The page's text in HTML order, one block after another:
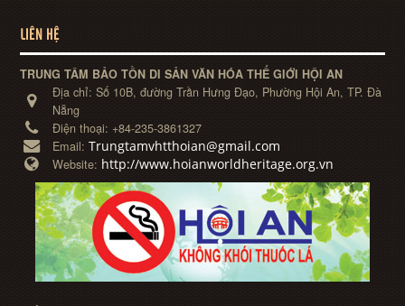
LIÊN HỆ
TRUNG TÂM BẢO TỒN DI SẢN VĂN HÓA THẾ GIỚI HỘI AN
Địa chỉ:Số 10B, đường Trần Hưng Đạo, Phường Hội An, TP. Đà
Nẵng
Điện thoại: +84-235-3861327
Email:Trungtamvhtthoian@gmail.com
Website: http://www.hoianworldheritage.org.vn